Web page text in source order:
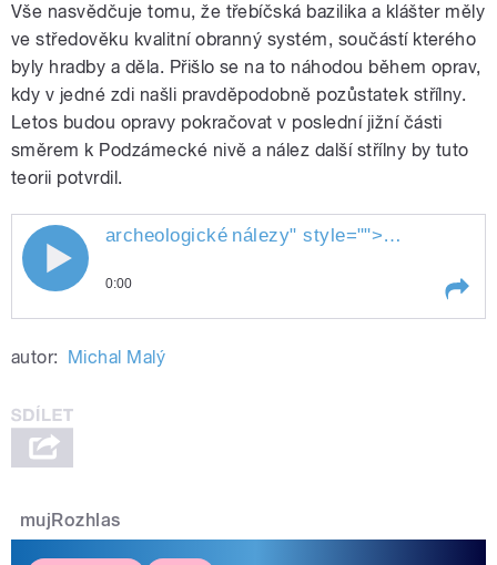
Vše nasvědčuje tomu, že třebíčská bazilika a klášter měly
ve středověku kvalitní obranný systém, součástí kterého
byly hradby a děla. Přišlo se na to náhodou během oprav,
kdy v jedné zdi našli pravděpodobně pozůstatek střílny.
Letos budou opravy pokračovat v poslední jižní části
směrem k Podzámecké nivě a nález další střílny by tuto
teorii potvrdil.
pause
archeologické nálezy" style="">
0:00
autor: Michal Malý
mujRozhlas